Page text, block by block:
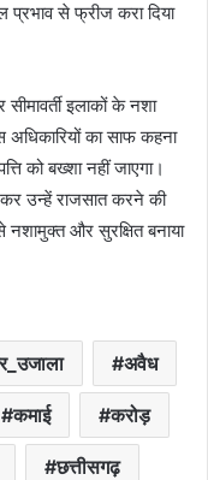
प्रभाव से फ्रीज करा दिया
इलाकों के नशा
का साफ कहना
को बख्शा नहीं जाएगा।
कर उन्हें राजसात करने की
नशामुक्त और सुरक्षित बनाया
अवैध
कमाई करोड़
छत्तीसगढ़